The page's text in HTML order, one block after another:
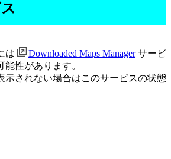
は Downloaded Maps Managerサービ
性があります。
示されない場合はこのサービスの状態